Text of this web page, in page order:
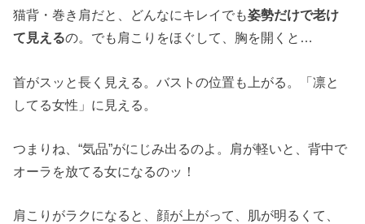
猫背・巻き肩だと、どんなにキレイでも姿勢だけで老け
て見えるの。でも肩こりをほぐして、胸を開くと…
首がスッと長く見える。バストの位置も上がる。「凛と
してる女性」に見える。
つまりね、“気品”がにじみ出るのよ。肩が軽いと、背中で
オーラを放てる女になるのッ！
肩こりがラクになると、顔が上がって、肌が明るくて、